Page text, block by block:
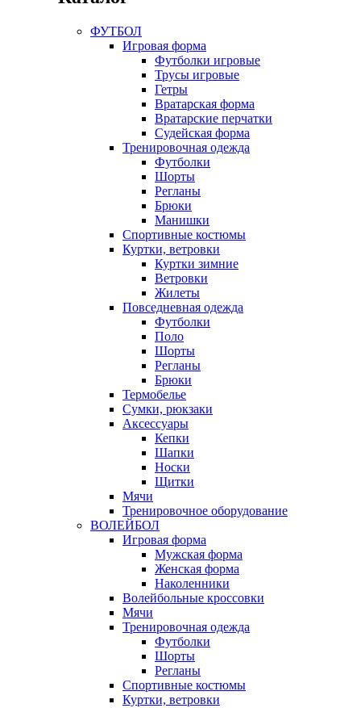
ФУТБОЛ
Игровая форма
Футболки игровые
Трусы игровые
Гетры
Вратарская форма
Вратарские перчатки
Судейская форма
Тренировочная одежда
Футболки
Шорты
Регланы
Брюки
Манишки
Спортивные костюмы
Куртки, ветровки
Куртки зимние
Ветровки
Жилеты
Повседневная одежда
Футболки
Поло
Шорты
Регланы
Брюки
Термобелье
Сумки, рюкзаки
Аксессуары
Кепки
Шапки
Носки
Щитки
Мячи
Тренировочное оборудование
ВОЛЕЙБОЛ
Игровая форма
Мужская форма
Женская форма
Наколенники
Волейбольные кроссовки
Мячи
Тренировочная одежда
Футболки
Шорты
Регланы
Спортивные костюмы
Куртки, ветровки